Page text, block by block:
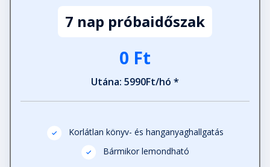
7 nap próbaidőszak
0 Ft
Utána: 5990Ft/hó *
Korlátlan könyv- és hanganyaghallgatás
Bármikor lemondható